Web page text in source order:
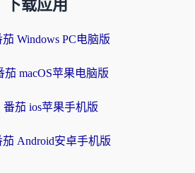
下载应用
茄 Windows PC电脑版
茄 macOS苹果电脑版
番茄 ios苹果手机版
茄 Android安卓手机版